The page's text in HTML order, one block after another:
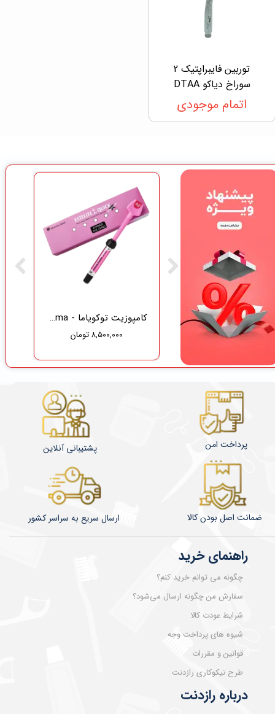
توربین فایبراپتیک 2
سوراخ دیاکو DTAA
اتمام موجودی
کامپوزیت توکویاما - Tokuyama
۸,۵۰۰,۰۰۰ تومان
گاز دندانپزشکی نفیس طب سلامت
۳۷۵,۰۰۰ تومان
درباره رازدنت
راهنمای خرید
چگونه می توانم خرید کنم؟
سفارش من چگونه ارسال می‌شود؟
شرایط عودت کالا
شیوه های پرداخت وجه
قوانین و مقررات
طرح نیکوکاری رازدنت
​​​​ارسال سریع به سراسر کشور ضمانت اصل بودن کالا
پشتیبانی آنلاین پرداخت امن